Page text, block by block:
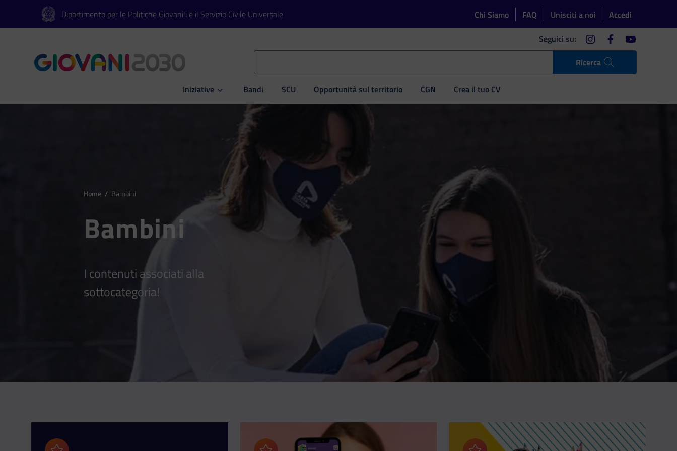
Vai al contenuto principale
Vai al footer Dipartimento per le Politiche Giovanili e il Servizio Civile Universale Chi Siamo FAQ Unisciti a noi Accedi
Ricerca
Seguici su: instagramfacebookyoutube
Iniziative
Apri Iniziative Bandi SCU Opportunità sul territorio CGN Crea il tuo CV
Home / Bambini
Bambini
I contenuti associati alla
sottocategoria!